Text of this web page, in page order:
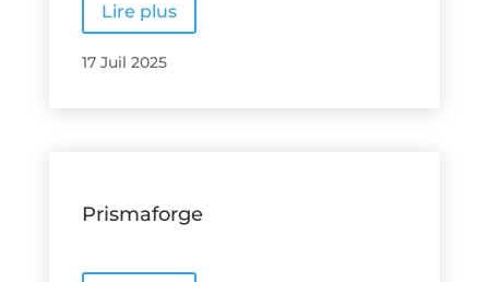
Lire plus
17 Juil 2025
Prismaforge